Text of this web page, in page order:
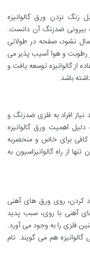
نزدن ورق گالوانیزه
بیرونی ضد‌زنگ آن دانست.
نشود، صفحه در طولانی‌
رطوبت و هوا آسیب‌ پذیر می‌
از گالوانیزه توسعه یافت و
باشد.
نیاز افراد به فلزی ضد‌زنگ و
اهمیت ورق گالوانیزه
برای خاص و منحصر‌به‌
از راه گالوانیزاسیون به
کردن، روی ورق های آهنی
آهنی با روی، سبب پدید‌
فلزی را به‌ وجود می‌ آورد.
هم می‌ گویند. نام